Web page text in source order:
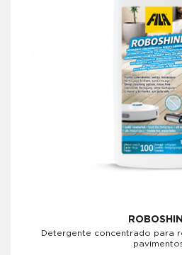
Detergente concentrado para